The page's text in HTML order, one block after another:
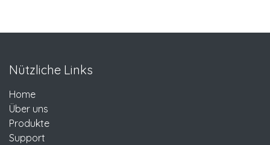
Nützliche Links
Home
Über uns
Produkte
Support